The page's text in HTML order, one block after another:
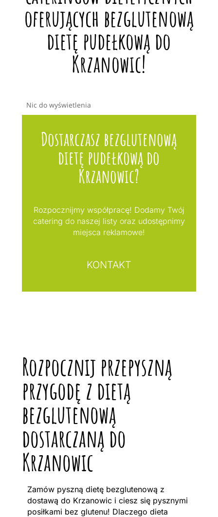
oferujących bezglutenową
dietę pudełkową do
Krzanowic!
Nic do wyświetlenia
Dostarczasz bezglutenową
dietę pudełkową do
Krzanowic?
Rozpocznijmy współpracę! Dodamy Twój
catering do naszej listy oraz udostępnimy
miejsca reklamowe!
KONTAKT
Rozpocznij przepyszną
przygodę z dietą
bezglutenową
dostarczaną do
Krzanowic
Zamów pyszną dietę bezglutenową z
dostawą do Krzanowic i ciesz się pysznymi
posiłkami bez glutenu! Dlaczego dieta